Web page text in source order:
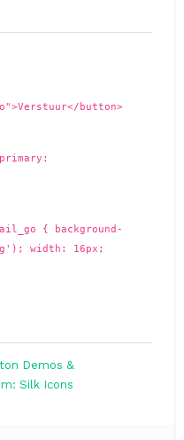
button>
{ background-
width: 16px;
Demos &
Silk Icons